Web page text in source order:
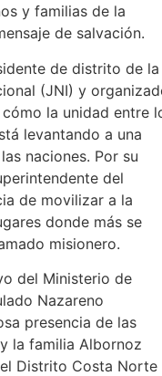
y familias de la
de salvación.
de distrito de la
(JNI) y
la unidad entre
levantando a una
naciones. Por su
del
de movilizar a la
donde más se
misionero.
del Ministerio de
Nazareno
presencia de las
la familia Albornoz
Distrito Costa Norte